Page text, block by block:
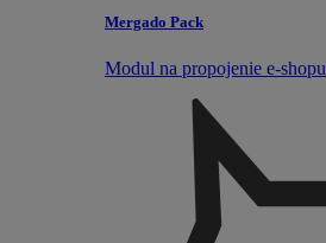
Mergado Pack
Modul na propojenie e‑shopu